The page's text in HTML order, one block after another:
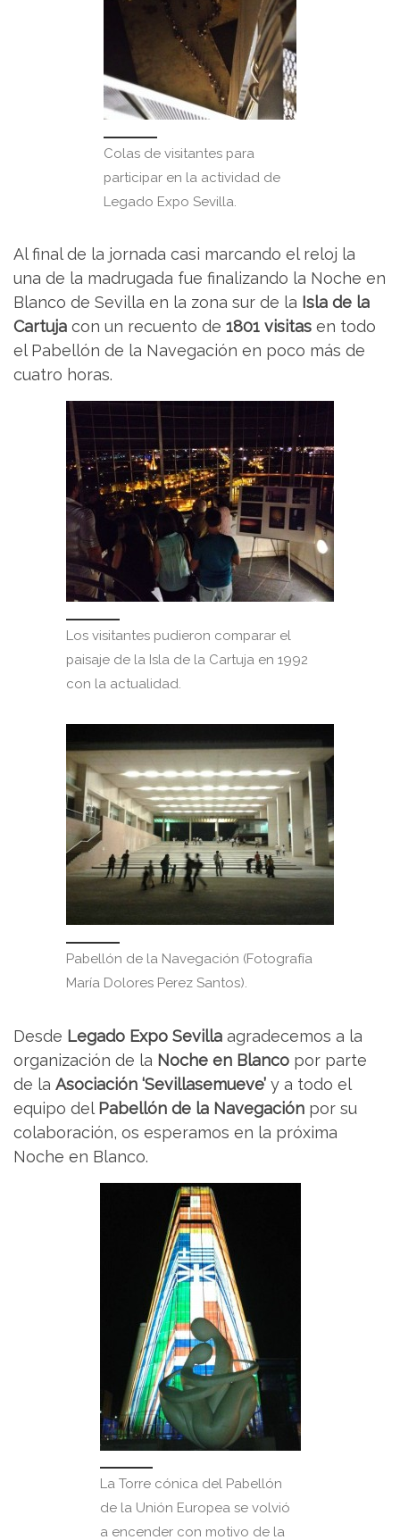
Colas de visitantes para
participar en la actividad de
Legado Expo Sevilla.
Al final de la jornada casi marcando el reloj la
una de la madrugada fue finalizando la Noche en
Blanco de Sevilla en la zona sur de la Isla de la
Cartuja con un recuento de 1801 visitas en todo
el Pabellón de la Navegación en poco más de
cuatro horas.
Los visitantes pudieron comparar el
paisaje de la Isla de la Cartuja en 1992
con la actualidad.
Pabellón de la Navegación (Fotografía
María Dolores Perez Santos).
Desde Legado Expo Sevilla agradecemos a la
organización de la Noche en Blanco por parte
de la Asociación ‘Sevillasemueve’ y a todo el
equipo del Pabellón de la Navegación por su
colaboración, os esperamos en la próxima
Noche en Blanco.
La Torre cónica del Pabellón
de la Unión Europea se volvió
a encender con motivo de la